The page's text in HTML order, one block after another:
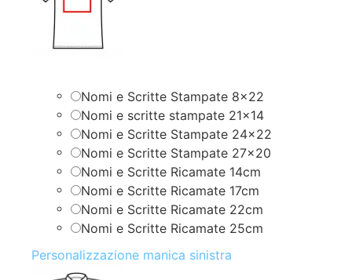
Nomi e Scritte Stampate 8×22
Nomi e scritte stampate 21×14
Nomi e Scritte Stampate 24×22
Nomi e Scritte Stampate 27×20
Nomi e Scritte Ricamate 14cm
Nomi e Scritte Ricamate 17cm
Nomi e Scritte Ricamate 22cm
Nomi e Scritte Ricamate 25cm
Personalizzazione manica sinistra